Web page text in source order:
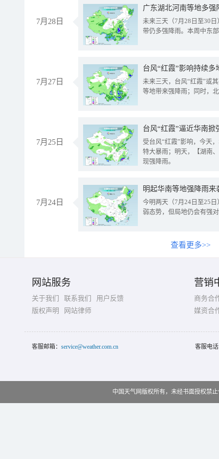
7月28日
广东湖北河南等地多
未来三天（7月28日至30
带仍多强降雨。本周中东
7月27日
台风“红霞”影响持续
未来三天，台风“红霞”或
等地带来强降雨；同时，
7月25日
台风“红霞”逼近华南
受台风“红霞”影响，今天
特大暴雨；明天，【湖南
现强降雨。
7月24日
明起华南等地强降雨
今明两天（7月24日至25
弱态势，但局地仍会有强
查看更多>>
网站服务
关于我们 联系我们
用户反馈
版权声明
网站律师
营销
商务合
媒资合
客服邮箱： service@weather.com.cn 客服电
中国天气网版权所有，未经书面授权